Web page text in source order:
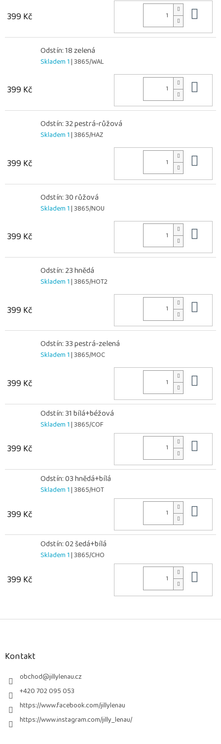
399 Kč
Odstín: 18 zelená
Skladem 1| 3865/WAL
399 Kč
Odstín: 32 pestrá-růžová
Skladem 1| 3865/HAZ
399 Kč
Odstín: 30 růžová
Skladem 1| 3865/NOU
399 Kč
Odstín: 23 hnědá
Skladem 1| 3865/HOT2
399 Kč
Odstín: 33 pestrá-zelená
Skladem 1| 3865/MOC
399 Kč
Odstín: 31 bílá+béžová
Skladem 1| 3865/COF
399 Kč
Odstín: 03 hnědá+bílá
Skladem 1| 3865/HOT
399 Kč
Odstín: 02 šedá+bílá
Skladem 1| 3865/CHO
399 Kč
Z
Kontakt
obchod@jillylenau.cz
+420 702 095 053
https://www.facebook.com/jillylenau
https://www.instagram.com/jilly_lenau/